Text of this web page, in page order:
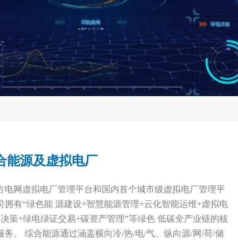
能源及虚拟电厂
电网虚拟电厂管理平台和国内首个城市级虚拟电厂管理平
拥有“绿色能 源建设+智慧能源管理+云化智能运维+虚拟电
策+绿电绿证交易+碳资产管理”等绿色 低碳全产业链的核
务。 综合能源通过涵盖横向冷/热/电/气、纵向源/网/荷/储